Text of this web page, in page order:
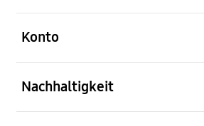
Konto
Nachhaltigkeit